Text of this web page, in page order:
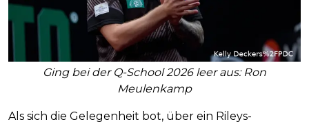
Ging bei der Q-School 2026 leer aus: Ron
Meulenkamp
Als sich die Gelegenheit bot, über ein Rileys-